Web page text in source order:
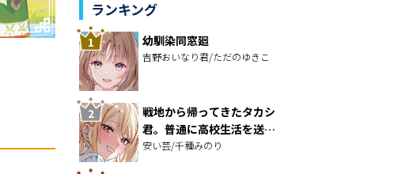
ランキング
幼馴染同窓廻
吉野おいなり君/ただのゆきこ
戦地から帰ってきたタカシ
君。普通に高校生活を送り
たい
安い芸/千種みのり